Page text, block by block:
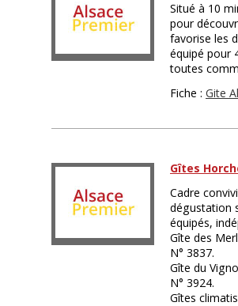
Situé à 10
pour
favorise les
équipé pour
toutes
Fiche : Gite
Gîtes
Cadre
dégustation
équipés,
Gîte des
N° 3837.
Gîte du
N° 3924.
Gîtes